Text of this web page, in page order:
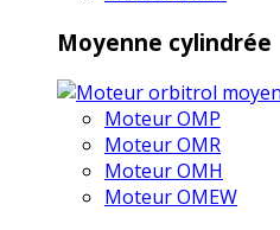
Moyenne cylindrée
Moteur OMP
Moteur OMR
Moteur OMH
Moteur OMEW